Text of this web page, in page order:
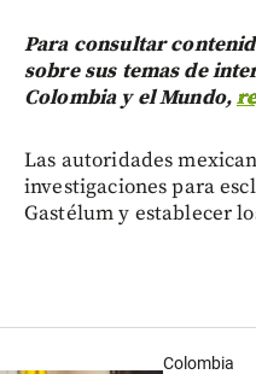
Para consultar
sobre sus temas de
Colombia y el Mundo,
Las autoridades
investigaciones para
Gastélum y establecer
Colombia